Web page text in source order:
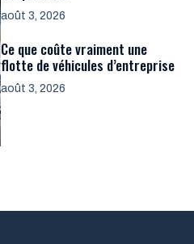
août 3, 2026
Ce que coûte vraiment une
flotte de véhicules d’entreprise
août 3, 2026